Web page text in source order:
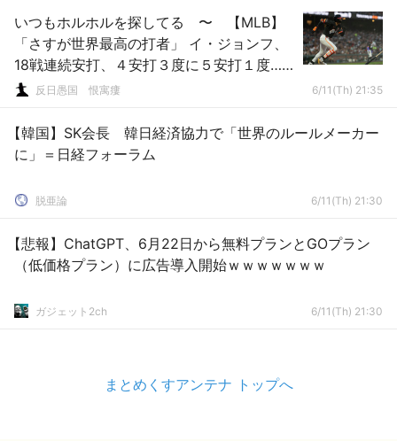
いつもホルホルを探してる 〜 【MLB】
「さすが世界最高の打者」 イ・ジョンフ、
18戦連続安打、４安打３度に５安打１度…
韓国メディア称賛
反日愚国 恨寓瘻 6/11(Th) 21:35
【韓国】SK会長 韓日経済協力で「世界のルールメーカー
に」＝日経フォーラム
脱亜論 6/11(Th) 21:30
【悲報】ChatGPT、6月22日から無料プランとGOプラン
（低価格プラン）に広告導入開始ｗｗｗｗｗｗｗ
ガジェット2ch 6/11(Th) 21:30
まとめくすアンテナ トップへ